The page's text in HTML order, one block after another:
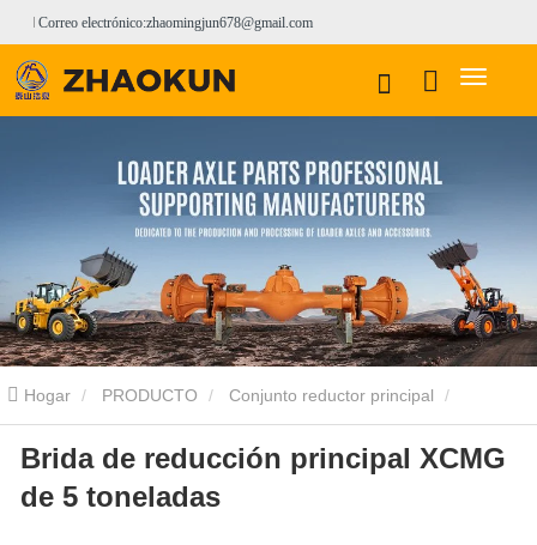
Correo electrónico:zhaomingjun678@gmail.com
Hogar PRODUCTO Conjunto reductor principal
Ensamblaje del reductor principal XCMG Brida de reducción
principal XCMG de 5 toneladas
Brida de reducción principal XCMG
de 5 toneladas